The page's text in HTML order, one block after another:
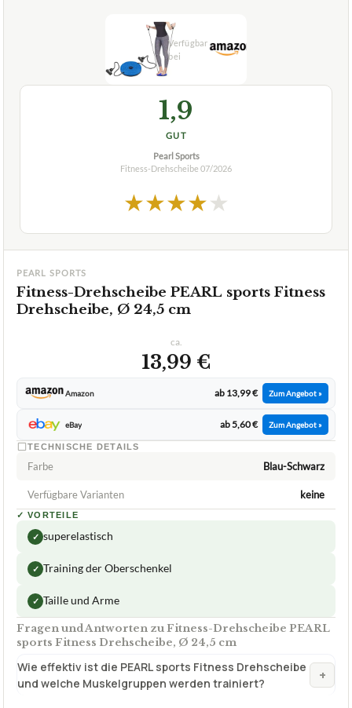
1,9
GUT
Pearl Sports
Fitness-Drehscheibe 07/2026
★★★★★
PEARL SPORTS
Fitness-Drehscheibe PEARL sports Fitness
Drehscheibe, Ø 24,5 cm
ca.
13,99 €
Amazon ab 13,99 € Zum Angebot »
eBay ab 5,60 € Zum Angebot »
TECHNISCHE DETAILS
Farbe Blau-Schwarz
Verfügbare Varianten keine
✓ VORTEILE
✓ superelastisch
✓ Training der Oberschenkel
✓ Taille und Arme
Fragen und Antworten zu Fitness-Drehscheibe PEARL
sports Fitness Drehscheibe, Ø 24,5 cm
Wie effektiv ist die PEARL sports Fitness Drehscheibe
und welche Muskelgruppen werden trainiert?
+